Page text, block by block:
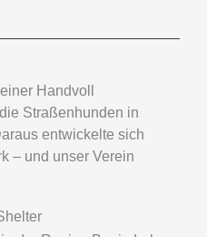
Handvoll
Straßenhunden in
entwickelte sich
– und unser Verein